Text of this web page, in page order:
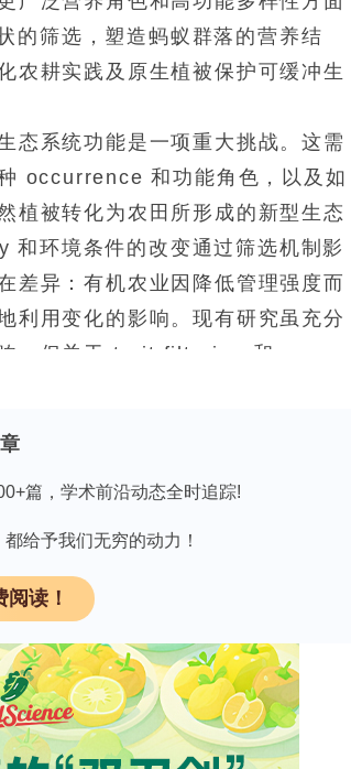
筛选，塑造蚂蚁群落的营养结
农耕实践及原生植被保护可缓冲生
态系统功能是一项重大挑战。这需
occurrence 和功能角色，以及如
植被转化为农田所形成的新型生态
环境条件的改变通过筛选机制影
差异：有机农业因降低管理强度而
利用变化的影响。现有研究虽充分
响，但关于 trait filtering 和
源、进而重塑其组成和营养功能提
大豆单作、牧场、有机农场）如何
位置的后果，以期为设计能够维持
科学家的深度解析》 领 取
47°55′W）的22个样点开展，涵盖
篇，学术前沿动态全时追踪!
给予我们无穷的动力！
读！